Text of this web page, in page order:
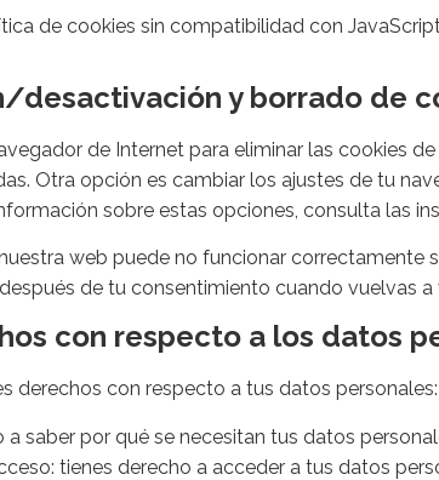
de cookies sin compatibilidad con
desactivación y borrado de
de Internet para eliminar las cookies
Otra opción es cambiar los ajustes de tu
sobre estas opciones, consulta las
web puede no funcionar correctamente
de tu consentimiento cuando vuelvas a
con respecto a los datos
derechos con respecto a tus datos personales:
a saber por qué se necesitan tus datos
tienes derecho a acceder a tus datos